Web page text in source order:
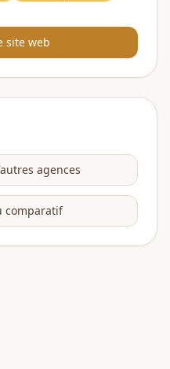
site web
agences
comparatif